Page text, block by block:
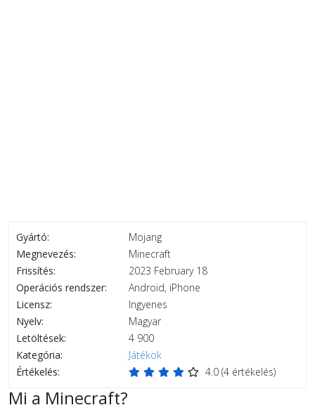
Gyártó:
Mojang
Megnevezés:
Minecraft
Frissítés:
2023 February 18
Operációs rendszer:
Android, iPhone
Licensz:
Ingyenes
Nyelv:
Magyar
Letöltések:
4 900
Kategória:
Játékok
Értékelés:
4.0 (4 értékelés)
Mi a Minecraft?